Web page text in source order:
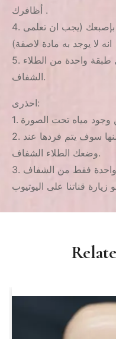
أظافرك .
4. افردى الصورة برفق على الظافر بإصبعك (يجب ان تعلمى
انه لا يوجد به مادة لاصقة)
5. بلطف وبدون الضغط بالفرشة ضعى طبقة واحدة من الطلاء
الشفاف.
احذرى:
2. اذا وجد تنيات خفيفة لا تنزعجى منها سوف يتم فردها عند
وضعك الطلاء الشفاف.